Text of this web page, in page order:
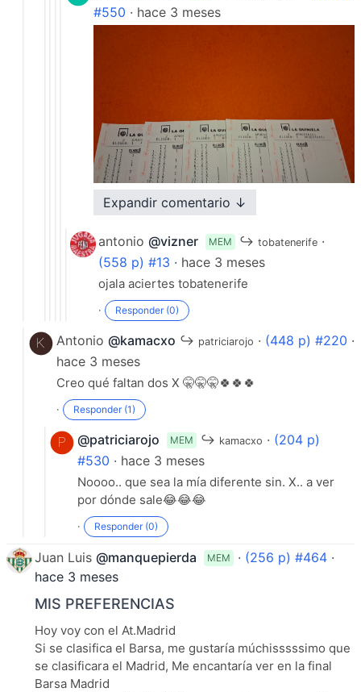
#550 · hace 3 meses
· Responder (1)
Expandir comentario ↓
antonio @vizner MEM ↪tobatenerife ·
(558 p) #13 · hace 3 meses
ojala aciertes tobatenerife
· Responder (0)
Antonio @kamacxo ↪ patriciarojo · (448 p) #220 ·
hace 3 meses
Creo qué faltan dos X 🤫🤫🤫🍀🍀🍀
· Responder (1)
@patriciarojo MEM ↪ kamacxo · (204 p)
#530 · hace 3 meses
Noooo.. que sea la mía diferente sin. X.. a ver
por dónde sale😂😂😂
· Responder (0)
Juan Luis @manquepierda MEM · (256 p) #464 ·
hace 3 meses
MIS PREFERENCIAS
Hoy voy con el At.Madrid
Si se clasifica el Barsa, me gustaría múchisssssimo que
se clasificara el Madrid, Me encantaría ver en la final
Barsa Madrid